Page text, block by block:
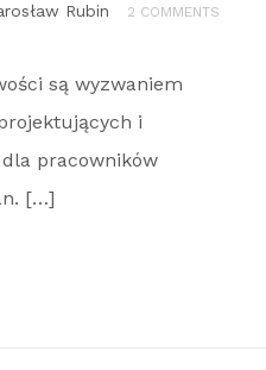
Rubin 2 COMMENTS
są wyzwaniem
i
pracowników
[…]